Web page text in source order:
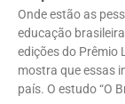
Onde estão as
educação
edições do Prêmio
mostra que essas
país. O estudo “O